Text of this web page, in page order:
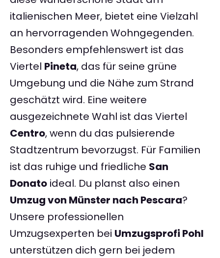
italienischen Meer, bietet eine Vielzahl
an hervorragenden Wohngegenden.
Besonders empfehlenswert ist das
Viertel Pineta, das für seine grüne
Umgebung und die Nähe zum Strand
geschätzt wird. Eine weitere
ausgezeichnete Wahl ist das Viertel
Centro, wenn du das pulsierende
Stadtzentrum bevorzugst. Für Familien
ist das ruhige und friedliche San
Donato ideal. Du planst also einen
Umzug von Münster nach Pescara?
Unsere professionellen
Umzugsexperten bei Umzugsprofi Pohl
unterstützen dich gern bei jedem